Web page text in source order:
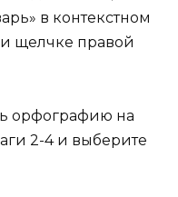
в контекстном
щелчке правой
орфографию на
2-4 и выберите